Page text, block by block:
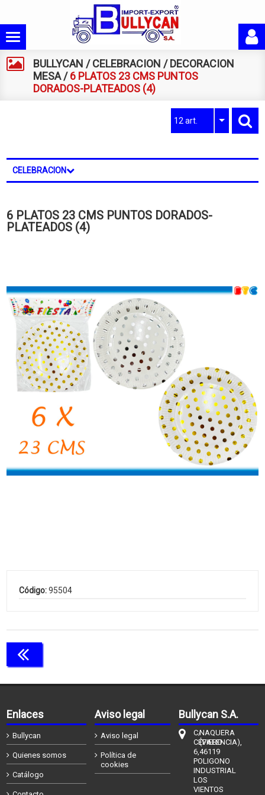
BULLYCAN /CELEBRACION / DECORACION
MESA/6 PLATOS 23 CMS PUNTOS
DORADOS-PLATEADOS (4)
12 art.
CELEBRACION
6 PLATOS 23 CMS PUNTOS DORADOS-
PLATEADOS (4)
Código:95504
Enlaces
Bullycan
Quienes somos
Catálogo
Aviso legal
Aviso legal
Política de
cookies
Bullycan S.A.
C/
CÉFIERO
6,
POLIGONO
INDUSTRIAL
LOS
VIENTOS
NAQUERA
(VALENCIA),
46119